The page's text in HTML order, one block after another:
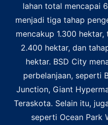
lahan total mencapai
menjadi tiga tahap
mencakup 1.300
2.400 hektar, dan
hektar. BSD City
perbelanjaan, seperti
Junction, Giant
Teraskota. Selain itu,
seperti Ocean Park